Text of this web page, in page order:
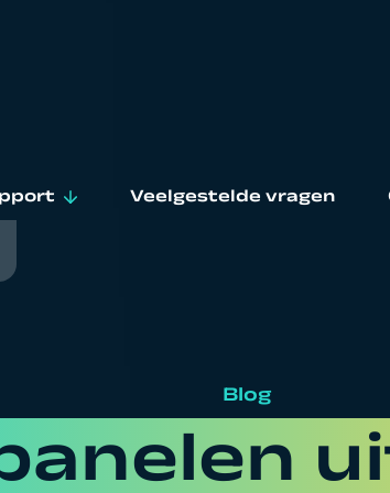
zoeken
en onderhoud
Veelgestelde vragen
Blog